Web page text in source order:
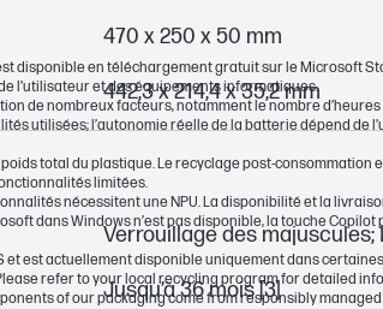
470 x 250 x 50 mm
442,3 x 214,4 x 35,2 mm
Verrouillage des majuscules;
Jusqu’à 36 mois [3]
disponible en téléchargement gratuit sur le Microsoft
l’utilisateur et des équipements informatiques.
de nombreux facteurs, notamment le nombre
utilisées; l’autonomie réelle de la batterie dépend
total du plastique. Le recyclage post-consommation
limitées.
nécessitent une NPU. La disponibilité et la
dans Windows n’est pas disponible, la touche
et est actuellement disponible uniquement dans
refer to your local recycling program for detailed
of our packaging come from responsibly